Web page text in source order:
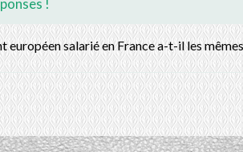
européen salarié en France a-t-il les